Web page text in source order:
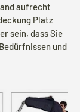
aufrecht
Platz
sein, dass Sie
und
Biminitops
ganz
Artikel